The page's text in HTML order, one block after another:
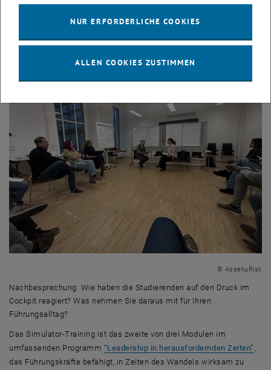
Das Programm: Leadership in herausfordernden
Zeiten
© AssekuRisk
Nachbesprechung: Wie haben die Studierenden auf den Druck im
Cockpit reagiert? Was nehmen Sie daraus mit für Ihren
Führungsalltag?
Nachbesprechung: Wie haben die Studierenden auf den Druck im
Das Simulator-Training ist das zweite von drei Modulen im
umfassenden Programm “Leadership in herausfordernden Zeiten”
das Führungskräfte befähigt, in Zeiten des Wandels wirksam zu
NUR ERFORDERLICHE COOKIES
ALLEN COOKIES ZUSTIMMEN